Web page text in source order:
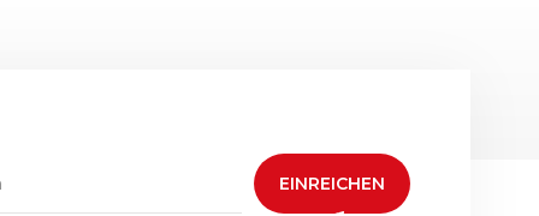
EINREICHEN